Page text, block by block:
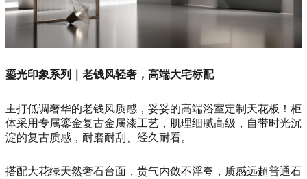
鎏光印象系列｜老钱风轻奢，高端大宅标配
主打低调奢华的老钱风质感，妥妥的高端浴室定制天花板！柜
体采用专属鎏金复古金属漆工艺，肌理细腻高级，自带时光沉
淀的复古质感，耐磨耐刮、经久耐看。
搭配大花绿天然奢石台面，贵气内敛不浮夸，质感远超普通石